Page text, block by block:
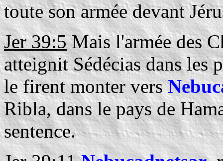
toute son armée devant
Jer 39:5Mais l'armée des
atteignit Sédécias dans les
le firent monter vers
Ribla, dans le pays de
sentence.